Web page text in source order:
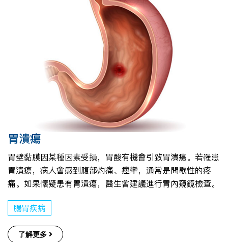
胃潰瘍
胃壁黏膜因某種因素受損，胃酸有機會引致胃潰瘍。若罹患
胃潰瘍，病人會感到腹部灼痛、痙攣，通常是間歇性的疼
痛。如果懷疑患有胃潰瘍，醫生會建議進行胃內窺鏡檢查。
腸胃疾病
了解更多